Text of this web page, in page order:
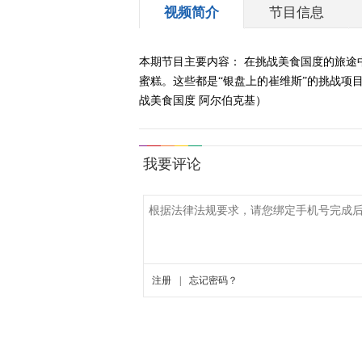
视频简介 节目信息
本期节目主要内容： 在挑战美食国度的旅
蜜糕。这些都是“银盘上的崔维斯”的挑战项
战美食国度 阿尔伯克基）